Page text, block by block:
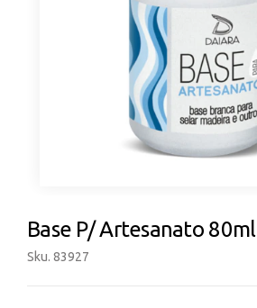
Base P/ Artesanato 80ml
Sku. 83927